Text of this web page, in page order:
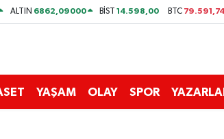
ALTIN 6862,09000 BİST14.598,00 BTC 79.591,74
YAŞAM OLAY SPOR